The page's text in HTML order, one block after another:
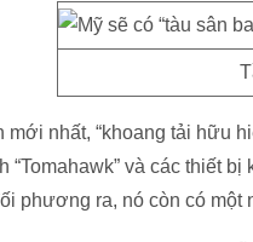
nhất, “khoang tải hữu
“Tomahawk” và các thiết
phương ra, nó còn có